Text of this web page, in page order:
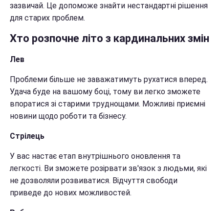
зазвичай. Це допоможе знайти нестандартні рішення
для старих проблем.
Хто розпочне літо з кардинальних змін
Лев
Проблеми більше не заважатимуть рухатися вперед.
Удача буде на вашому боці, тому ви легко зможете
впоратися зі старими труднощами. Можливі приємні
новини щодо роботи та бізнесу.
Стрілець
У вас настає етап внутрішнього оновлення та
легкості. Ви зможете розірвати зв'язок з людьми, які
не дозволяли розвиватися. Відчуття свободи
приведе до нових можливостей.